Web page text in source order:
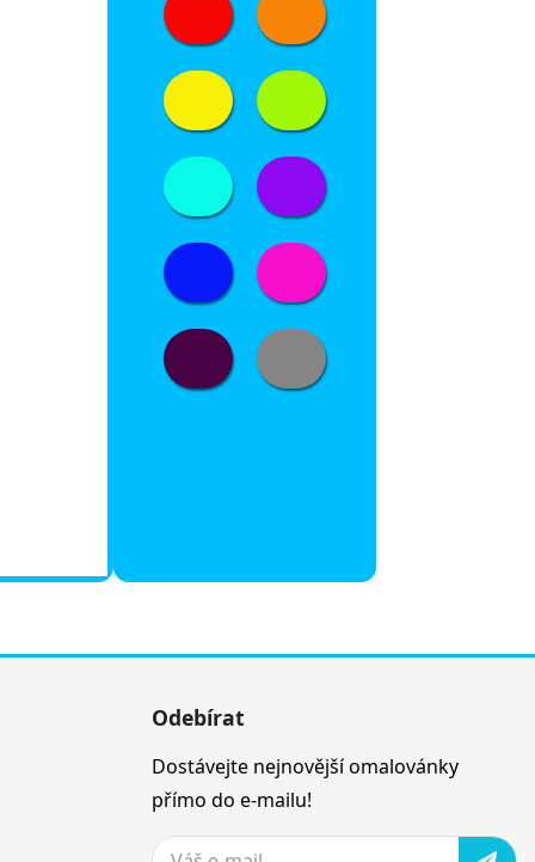
Odebírat
Dostávejte nejnovější omalovánky
přímo do e-mailu!